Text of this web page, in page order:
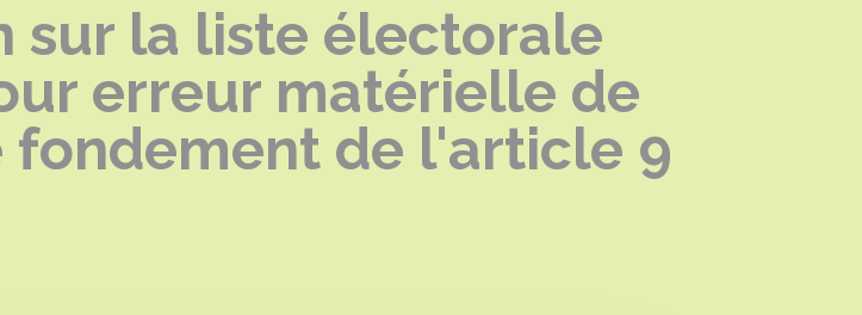
sur la liste électorale
erreur matérielle de
fondement de l'article 9